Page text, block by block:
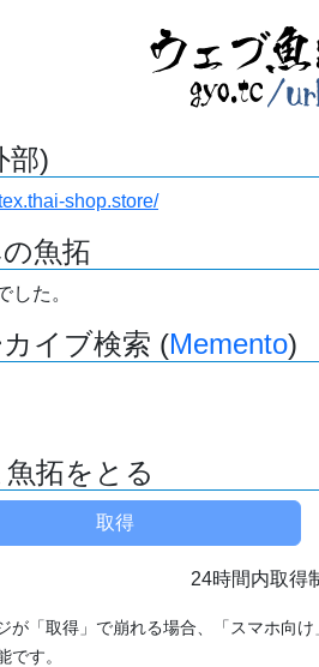
部)
shop.store/
魚拓
した。
イブ検索 (Memento)
拓をとる
24時間内取得
が「取得」で崩れる場合、「スマホ向け
です。